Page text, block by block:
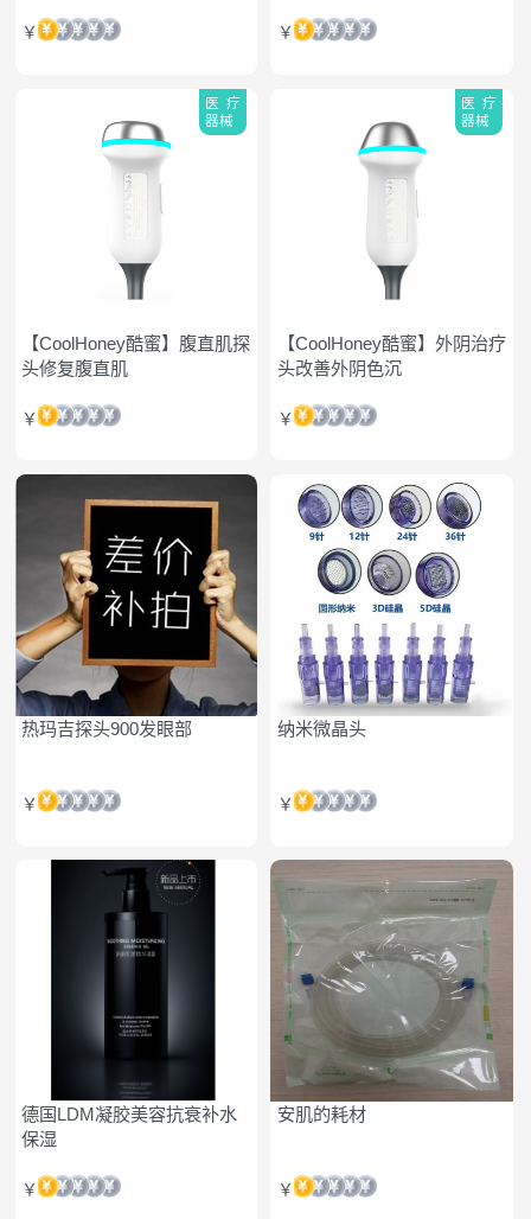
￥ ￥
医疗
器械
【CoolHoney酷蜜】腹直肌探
头修复腹直肌
￥
医疗
器械
【CoolHoney酷蜜】外阴治疗
头改善外阴色沉
￥
热玛吉探头900发眼部
￥
纳米微晶头
￥
德国LDM凝胶美容抗衰补水
保湿
￥
安肌的耗材
￥